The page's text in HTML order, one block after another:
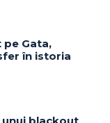
pe Gata,
în istoria